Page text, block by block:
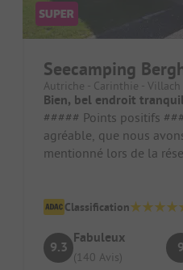
Seecamping
Autriche - Carinthie - Villach
Bien, bel endroit
##### Points positifs ##### Un
agréable, que nous
mentionné lors de la
Classification
9.3
Fabuleux
(140 Avis)
9